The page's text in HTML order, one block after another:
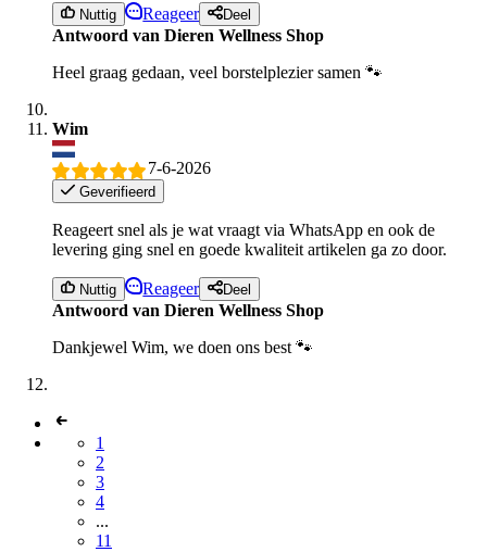
Nuttig Reageer Deel
Antwoord van Dieren Wellness Shop
Heel graag gedaan, veel borstelplezier samen 🐾
Wim
7-6-2026
Geverifieerd
Reageert snel als je wat vraagt via WhatsApp en ook de
levering ging snel en goede kwaliteit artikelen ga zo door.
Nuttig Reageer Deel
Antwoord van Dieren Wellness Shop
Dankjewel Wim, we doen ons best 🐾
1
2
3
4
...
11